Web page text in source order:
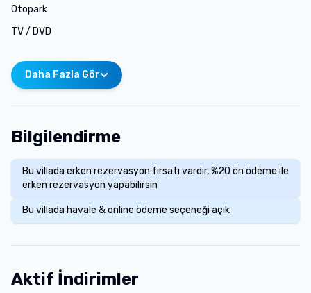
Otopark
TV / DVD
Daha Fazla Gör
Bilgilendirme
Bu villada erken rezervasyon fırsatı vardır, %20 ön ödeme ile
erken rezervasyon yapabilirsin
Bu villada havale & online ödeme seçeneği açık
Aktif İndirimler